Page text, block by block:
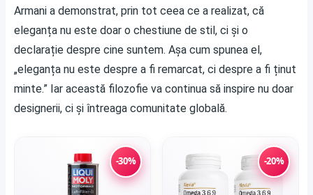
Armani a demonstrat, prin tot ceea ce a realizat, că
eleganța nu este doar o chestiune de stil, ci și o
declarație despre cine suntem. Așa cum spunea el,
„eleganța nu este despre a fi remarcat, ci despre a fi ținut
minte.” Iar această filozofie va continua să inspire nu doar
designerii, ci și întreaga comunitate globală.
-30% -20%